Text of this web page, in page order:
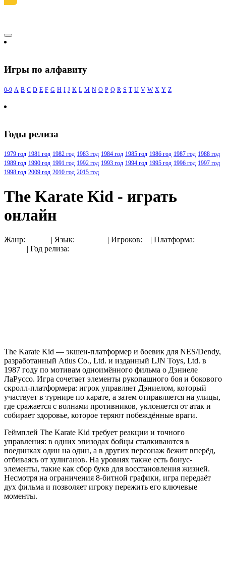
Игры по алфавиту
0-9 A B C D E F G H I J K L M N O P Q R S T U V W X Y Z
Годы релиза
1979 год 1981 год 1982 год 1983 год 1984 год 1985 год 1986 год 1987 год 1988 год
1989 год 1990 год 1991 год 1992 год 1993 год 1994 год 1995 год 1996 год 1997 год
1998 год 2009 год 2010 год 2015 год
The Karate Kid - играть
онлайн
Жанр: | Язык: | Игроков: | Платформа:
| Год релиза:
The Karate Kid — экшен-платформер и боевик для NES/Dendy,
разработанный Atlus Co., Ltd. и изданный LJN Toys, Ltd. в
1987 году по мотивам одноимённого фильма о Дэниеле
ЛаРуссо. Игра сочетает элементы рукопашного боя и бокового
скролл-платформера: игрок управляет Дэниелом, который
участвует в турнире по карате, а затем отправляется на улицы,
где сражается с волнами противников, уклоняется от атак и
собирает здоровье, которое теряют побеждённые враги.
Геймплей The Karate Kid требует реакции и точного
управления: в одних эпизодах бойцы сталкиваются в
поединках один на один, а в других персонаж бежит вперёд,
отбиваясь от хулиганов. На уровнях также есть бонус-
элементы, такие как сбор букв для восстановления жизней.
Несмотря на ограничения 8-битной графики, игра передаёт
дух фильма и позволяет игроку пережить его ключевые
моменты.